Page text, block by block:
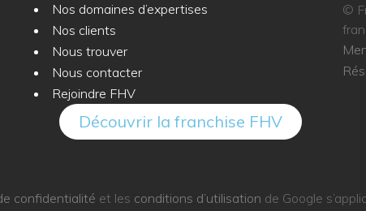
Nos domaines d’expertises
Nos clients
Nous trouver
Nous contacter
Rejoindre FHV
Découvrir la franchise FHV
©
confidentialité et les conditions d’utilisation de Google